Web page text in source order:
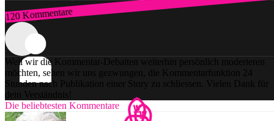
120 Kommentare
Zum Login
Weil wir die Kommentar-Debatten weiterhin persönlich moderieren
möchten, sehen wir uns gezwungen, die Kommentarfunktion 24
Stunden nach Publikation einer Story zu schliessen. Vielen Dank für
dein Verständnis!
Die beliebtesten Kommentare